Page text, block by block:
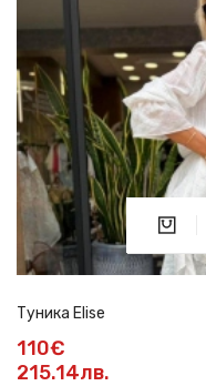
Туника Elise
110€
215.14лв.